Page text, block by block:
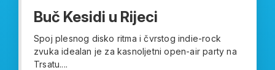
Buč Kesidi u Rijeci
Spoj plesnog disko ritma i čvrstog indie-rock
zvuka idealan je za kasnoljetni open-air party na
Trsatu....